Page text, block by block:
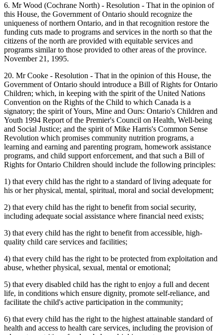
6. Mr Wood (Cochrane North) - Resolution - That in the opinion of
this House, the Government of Ontario should recognize the
uniqueness of northern Ontario, and in that recognition restore the
funding cuts made to programs and services in the north so that the
citizens of the north are provided with equitable services and
programs similar to those provided to other areas of the province.
November 21, 1995.
20. Mr Cooke - Resolution - That in the opinion of this House, the
Government of Ontario should introduce a Bill of Rights for Ontario
Children; which, in keeping with the spirit of the United Nations
Convention on the Rights of the Child to which Canada is a
signatory; the spirit of Yours, Mine and Ours: Ontario's Children and
Youth 1994 Report of the Premier's Council on Health, Well-being
and Social Justice; and the spirit of Mike Harris's Common Sense
Revolution which promises community nutrition programs, a
learning and earning and parenting program, homework assistance
programs, and child support enforcement, and that such a Bill of
Rights for Ontario Children should include the following principles:
1) that every child has the right to a standard of living adequate for
his or her physical, mental, spiritual, moral and social development;
2) that every child has the right to benefit from social security,
including adequate social assistance where financial need exists;
3) that every child has the right to benefit from accessible, high-
quality child care services and facilities;
4) that every child has the right to be protected from exploitation and
abuse, whether physical, sexual, mental or emotional;
5) that every disabled child has the right to enjoy a full and decent
life, in conditions which ensure dignity, promote self-reliance, and
facilitate the child's active participation in the community;
6) that every child has the right to the highest attainable standard of
health and access to health care services, including the provision of